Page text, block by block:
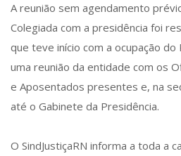
A reunião sem agendamento
Colegiada com a presidência foi
que teve início com a ocupação do
uma reunião da entidade com os
e Aposentados presentes e, na
até o Gabinete da Presidência.
O SindJustiçaRN informa a toda a